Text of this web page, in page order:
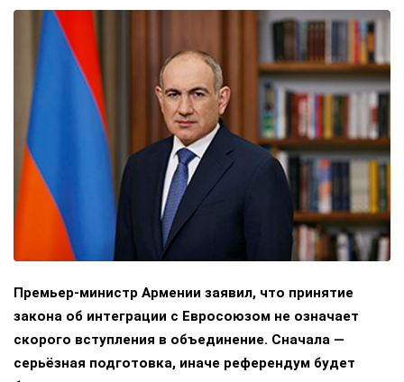
Премьер-министр Армении заявил, что принятие
закона об интеграции с Евросоюзом не означает
скорого вступления в объединение. Сначала —
серьёзная подготовка, иначе референдум будет